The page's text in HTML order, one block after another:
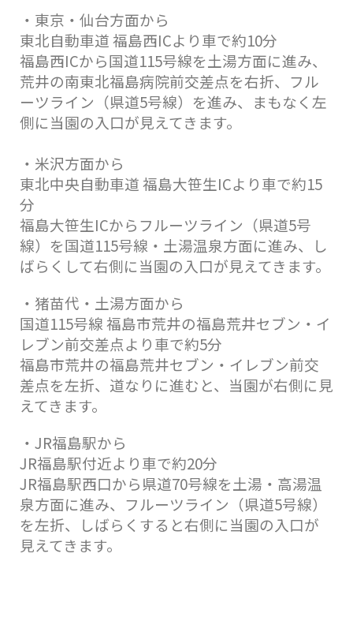
・東京・仙台方面から
東北自動車道 福島西ICより車で約10分
福島西ICから国道115号線を土湯方面に進み、
荒井の南東北福島病院前交差点を右折、フル
ーツライン（県道5号線）を進み、まもなく左
側に当園の入口が見えてきます。
・米沢方面から
東北中央自動車道 福島大笹生ICより車で約15
分
福島大笹生ICからフルーツライン（県道5号
線）を国道115号線・土湯温泉方面に進み、し
ばらくして右側に当園の入口が見えてきます。
・猪苗代・土湯方面から
国道115号線 福島市荒井の福島荒井セブン・イ
レブン前交差点より車で約5分
福島市荒井の福島荒井セブン・イレブン前交
差点を左折、道なりに進むと、当園が右側に見
えてきます。
・JR福島駅から
JR福島駅付近より車で約20分
JR福島駅西口から県道70号線を土湯・高湯温
泉方面に進み、フルーツライン（県道5号線）
を左折、しばらくすると右側に当園の入口が
見えてきます。